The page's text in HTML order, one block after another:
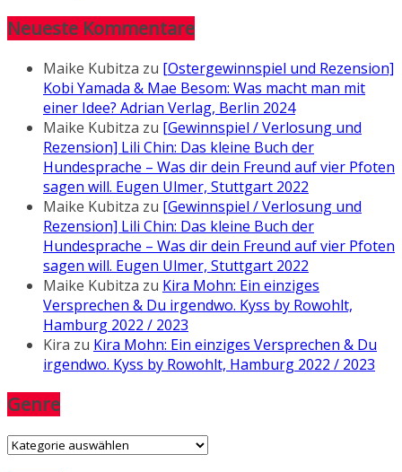
Neueste Kommentare
Maike Kubitza zu [Ostergewinnspiel und Rezension]
Kobi Yamada & Mae Besom: Was macht man mit
einer Idee? Adrian Verlag, Berlin 2024
Maike Kubitza zu [Gewinnspiel / Verlosung und
Rezension] Lili Chin: Das kleine Buch der
Hundesprache – Was dir dein Freund auf vier Pfoten
sagen will. Eugen Ulmer, Stuttgart 2022
Maike Kubitza zu [Gewinnspiel / Verlosung und
Rezension] Lili Chin: Das kleine Buch der
Hundesprache – Was dir dein Freund auf vier Pfoten
sagen will. Eugen Ulmer, Stuttgart 2022
Maike Kubitza zu Kira Mohn: Ein einziges
Versprechen & Du irgendwo. Kyss by Rowohlt,
Hamburg 2022 / 2023
Kira zu Kira Mohn: Ein einziges Versprechen & Du
irgendwo. Kyss by Rowohlt, Hamburg 2022 / 2023
Genre
Genre